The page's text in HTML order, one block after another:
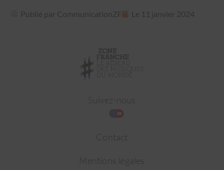
Publié par CommunicationZF Le 11 janvier 2024
Suivez-nous
Contact
Mentions légales